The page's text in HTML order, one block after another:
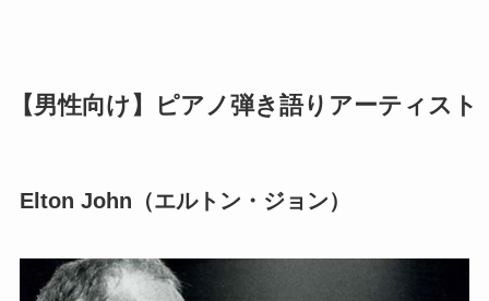
【男性向け】ピアノ弾き語りアーティスト
Elton John（エルトン・ジョン）